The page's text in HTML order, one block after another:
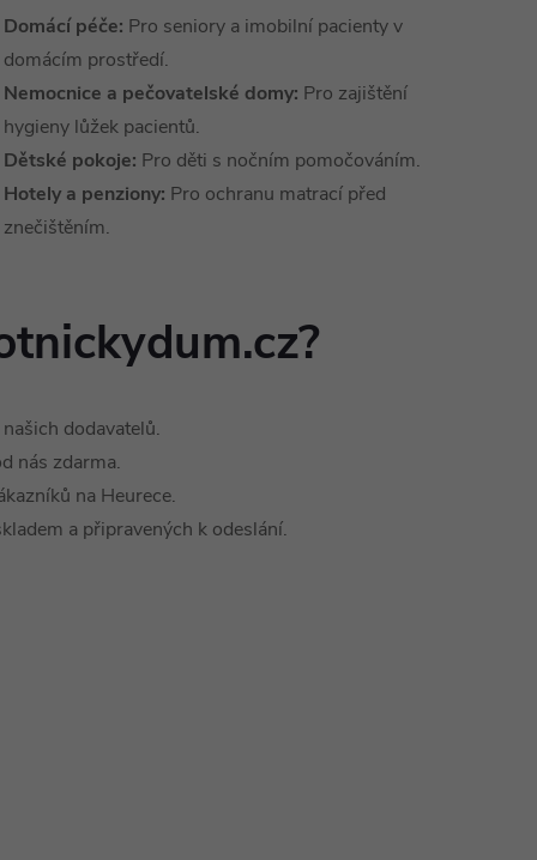
Domácí péče: Pro seniory a imobilní pacienty v
domácím prostředí.
Nemocnice a pečovatelské domy: Pro zajištění
hygieny lůžek pacientů.
Dětské pokoje: Pro děti s nočním pomočováním.
Hotely a penziony: Pro ochranu matrací před
znečištěním.
dodavatelů.
nás zdarma.
na Heurece.
a připravených k odeslání.